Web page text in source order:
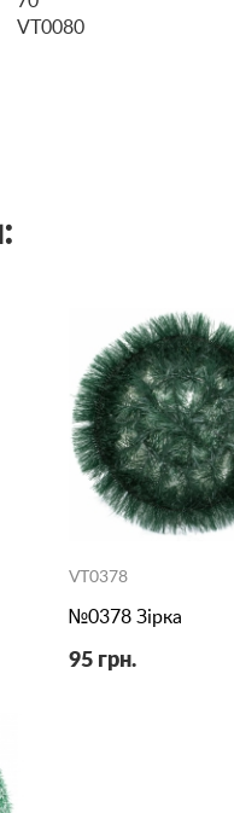
VT0080
VT0378
№0378 Зірка
95 грн.